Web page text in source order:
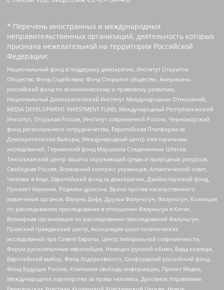
* Перечень иностранных и международных
неправительственных организаций, деятельность которых
признана нежелательной на территории Российской
Федерации:
Национальный фонд в поддержку демократии, Институт Открытое
Общество Фонд Содействия, Фонд Открытое общество, Американо-
российский фонд по экономическому и правовому развитию,
Национальный Демократический Институт Международных Отношений,
MEDIA DEVELOPMENT INVESTMENT FUND, Международный Республиканский
Институт, Открытая Россия, Институт современной России, Черноморский
фонд регионального сотрудничества, Европейская Платформа за
Демократические Выборы, Международный центр электоральных
исследований, Германский фонд Маршалла Соединенных Штатов,
Тихоокеанский центр защиты окружающей среды и природных ресурсов,
Свободная Россия, Всемирный конгресс украинцев, Атлантический совет,
Человек в беде, Европейский фонд за демократию, Джеймстаунский фонд,
Прожект Хармони, Родники дракона, Врачи против насильственного
извлечения органов, Фалунь Дафа, Друзья Фалуньгун, Фалуньгун, Коалиция
по расследованию преследования в отношении Фалуньгун в Китае,
Всемирная организация по расследованию преследований Фалуньгун,
Пражский гражданский центр, Ассоциация школ политических
исследований при Совете Европы, Центр либеральной современности,
Форум русскоязычных европейцев, Немецко-русский обмен, Бард колледж,
Европейский выбор, Фонд Ходорковского, Оксфордский российский фонд,
Фонд Будущее России, Компания свободы информации, Проект Медиа,
Международное партнерство за права человека, Духовное Управление